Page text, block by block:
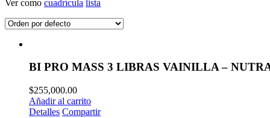
Ver como cuadrícula lista
BI PRO MASS 3 LIBRAS VAINILLA –
$255,000.00
Añadir al carrito
Detalles Compartir